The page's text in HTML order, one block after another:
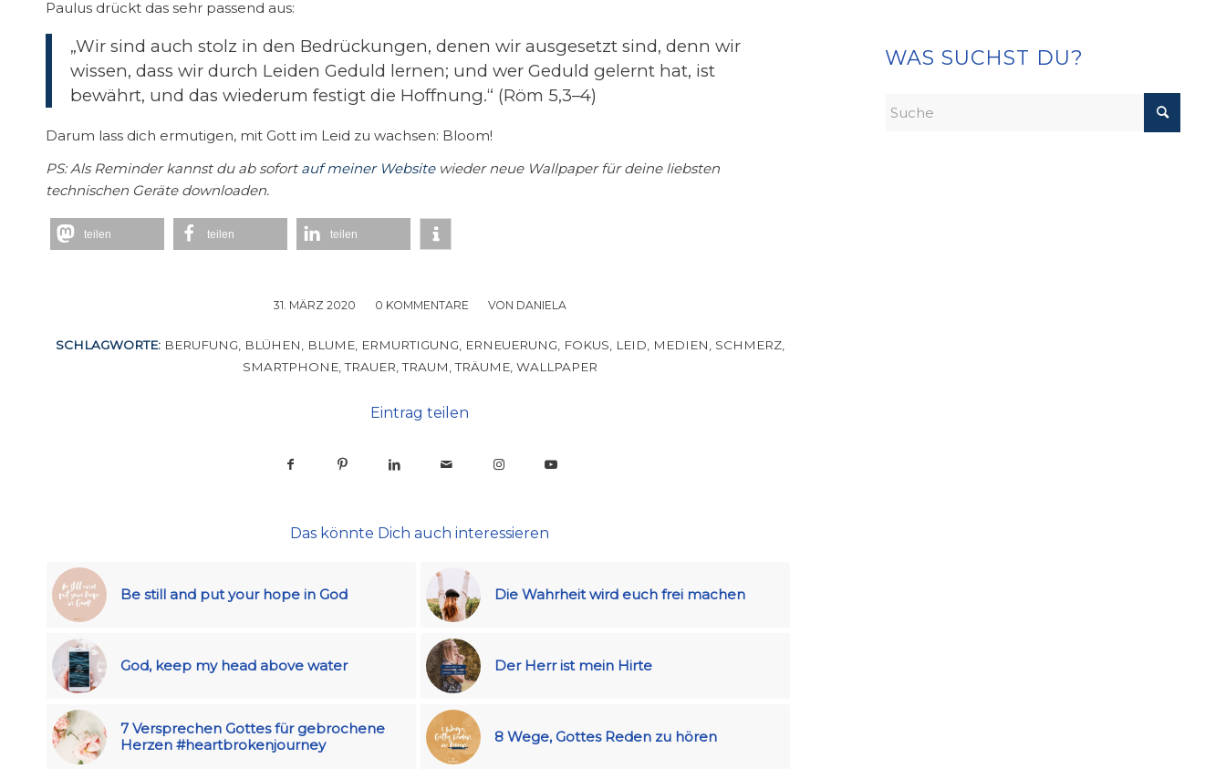
Paulus drückt das sehr passend aus:
„Wir sind auch stolz in den Bedrückungen, denen wir ausgesetzt sind, denn wir
wissen, dass wir durch Leiden Geduld lernen; und wer Geduld gelernt hat, ist
bewährt, und das wiederum festigt die Hoffnung.“ (Röm 5,3–4)
Darum lass dich ermutigen, mit Gott im Leid zu wachsen: Bloom!
PS: Als Reminder kannst du ab sofort auf meiner Websitewieder neue Wallpaper für deine liebsten
technischen Geräte downloaden.
teilen teilen teilen
31. MÄRZ 2020
/ 0 KOMMENTARE
/ VON DANIELA
SCHLAGWORTE: BERUFUNG, BLÜHEN, BLUME, ERMURTIGUNG, ERNEUERUNG, FOKUS, LEID, MEDIEN, SCHMERZ,
SMARTPHONE,TRAUER,TRAUM,TRÄUME, WALLPAPER
Eintrag teilen
Das könnte Dich auch interessieren
Be still and put your hope in God Die Wahrheit wird euch frei machen
God, keep my head above water Der Herr ist mein Hirte
7 Versprechen Gottes für gebrochene
Herzen #heartbrokenjourney
8 Wege, Gottes Reden zu hören
WAS SUCHST DU?